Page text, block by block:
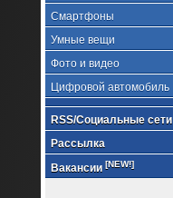
Смартфоны
Умные вещи
Фото и видео
Цифровой автомобиль
RSS/Социальные сети
Рассылка
Вакансии [NEW!]